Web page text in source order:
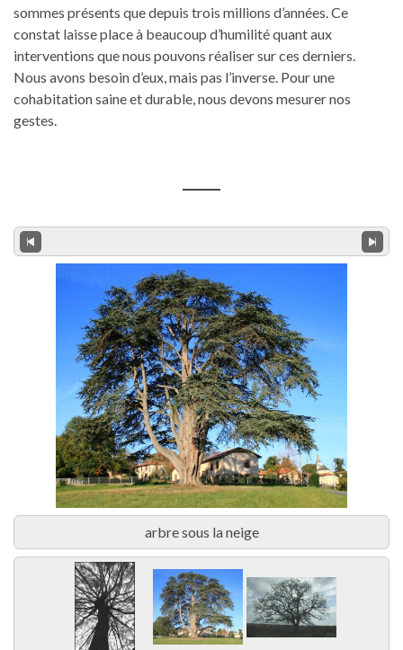
sommes présents que depuis trois millions d’années. Ce
constat laisse place à beaucoup d’humilité quant aux
interventions que nous pouvons réaliser sur ces derniers.
Nous avons besoin d’eux, mais pas l’inverse. Pour une
cohabitation saine et durable, nous devons mesurer nos
gestes.
cedre